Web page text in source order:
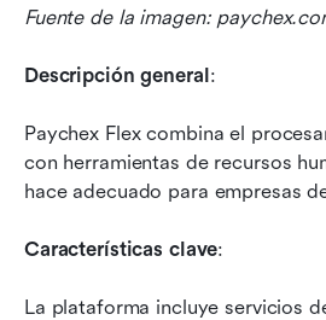
Fuente de la imagen:
Descripción general:
Paychex Flex combina el
con herramientas de recursos
hace adecuado para empresas
Características clave:
La plataforma incluye servicios